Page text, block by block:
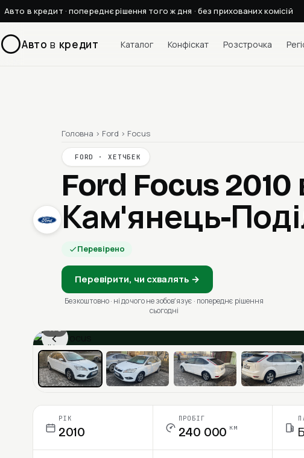
Авто в кредит · попереднє рішення того ж дня · без прихованих комісій
Авто в кредит Каталог Конфіскат Розстрочка
Головна › Ford › Focus
FORD · ХЕТЧБЕК
Ford Focus 2010
Кам'янець-
Перевірено
Перевірити, чи схвалять →
Безкоштовно · ні до чого не зобовʼязує · попереднє рішення
сьогодні
‹
1 / 6
Ціна в місяць
РІК
2010
ПРОБІГ
240 000 км